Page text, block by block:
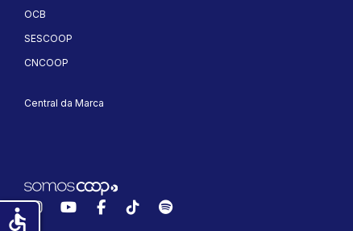
OCB
SESCOOP
CNCOOP
Central da Marca
InstagramYouTubeFacebook
TikTokSpotify
accessible